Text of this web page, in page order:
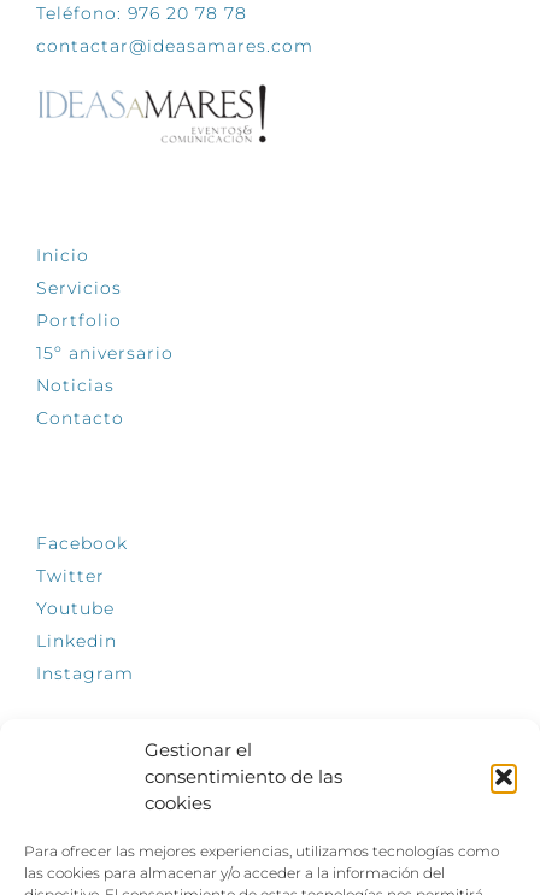
Gestionar el
consentimiento de las
cookies
Para ofrecer las mejores experiencias, utilizamos tecnologías como
las cookies para almacenar y/o acceder a la información del
Teléfono: 976 20 78 78
contactar@ideasamares.com
Inicio
Servicios
Portfolio
15º aniversario
Noticias
Contacto
Facebook
Twitter
Youtube
Linkedin
Instagram
El empleo, la gran llave para una vida
independiente: Fundación Dfa reclama un
impulso decidido a la inclusión laboral de las